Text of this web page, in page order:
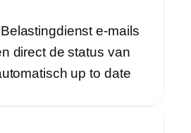
e-mails
direct de status van
up to date